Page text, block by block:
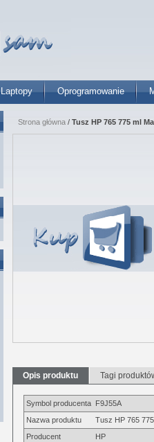
Laptopy Oprogramowanie
Strona główna / Tusz HP 765 775 ml
Opis produktu Tagi
Symbol producenta F9J55A
Nazwa produktu
Tusz HP 765
Producent
HP